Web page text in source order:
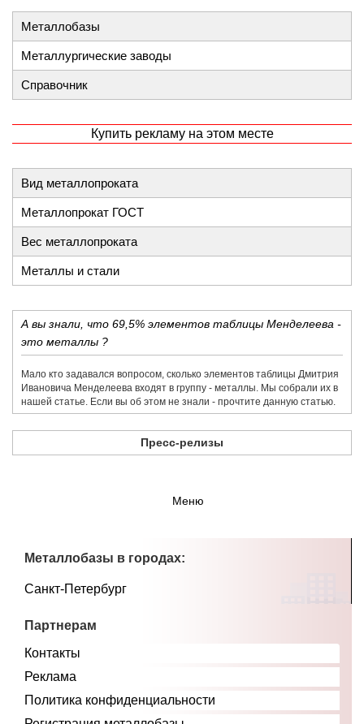
Металлобазы
Металлургические заводы
Справочник
Купить рекламу на этом месте
Вид металлопроката
Металлопрокат ГОСТ
Вес металлопроката
Металлы и стали
А вы знали, что 69,5% элементов таблицы Менделеева -
это металлы ?
Мало кто задавался вопросом, сколько элементов таблицы Дмитрия
Ивановича Менделеева входят в группу - металлы. Мы собрали их в
нашей статье. Если вы об этом не знали - прочтите данную статью.
Пресс-релизы
Меню
Металлобазы в городах:
Санкт-Петербург
Партнерам
Контакты
Реклама
Политика конфиденциальности